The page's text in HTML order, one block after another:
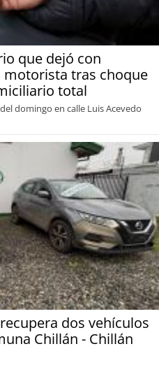
que dejó con
motorista tras choque
total
domingo en calle Luis Acevedo
dos vehículos
Chillán - Chillán